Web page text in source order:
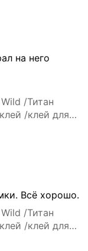
на него
/Титан
/клей для
для мебели,
Всё хорошо.
/Титан
/клей для
для мебели,